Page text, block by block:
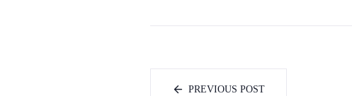
PREVIOUS POST